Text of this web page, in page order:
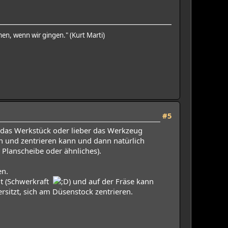
wenn wir gingen." (Kurt Marti)
#5
Werkstück oder lieber das Werkzeug
und zentrieren kann und dann natürlich
oder ähnliches).
(Schwerkraft
) und auf der Fräse kann
sich am Düsenstock zentrieren.